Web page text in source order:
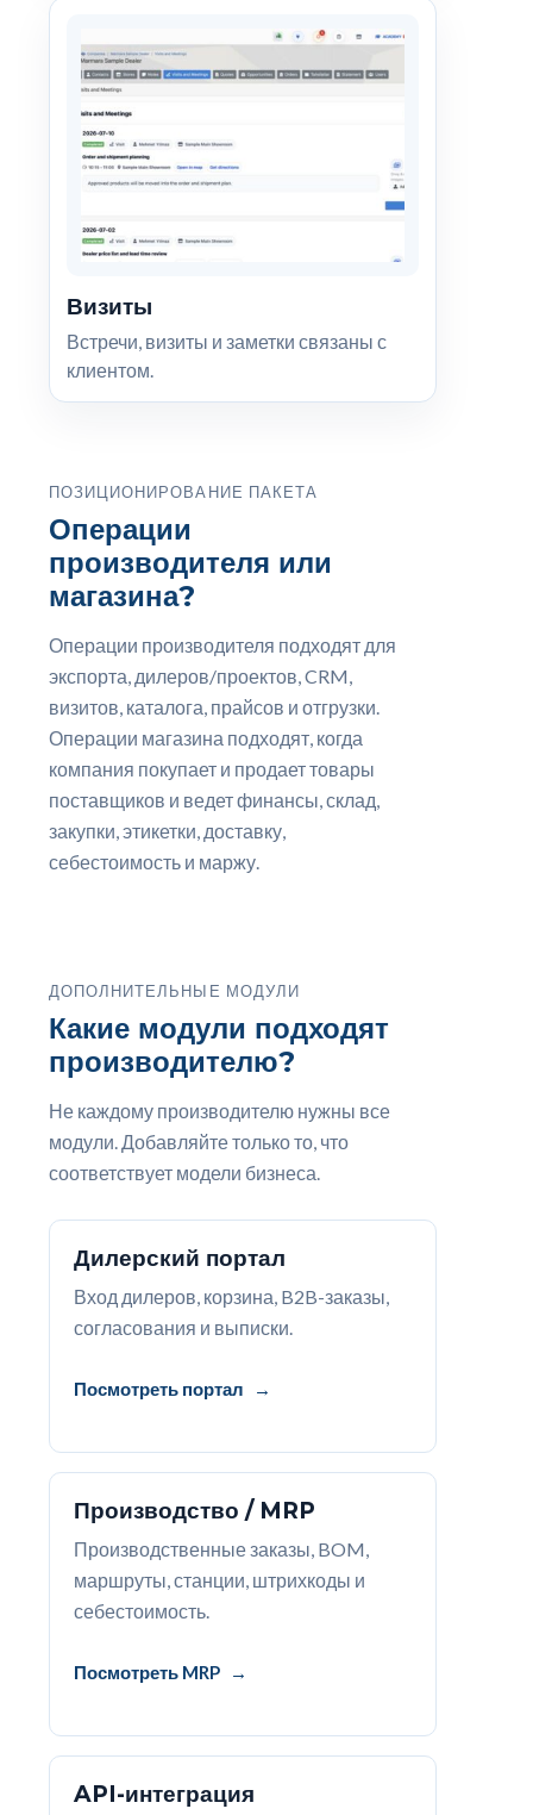
Визиты
Встречи, визиты и заметки связаны с
клиентом.
ПОЗИЦИОНИРОВАНИЕ ПАКЕТА
Операции
производителя или
магазина?
Операции производителя подходят для
экспорта, дилеров/проектов, CRM,
визитов, каталога, прайсов и отгрузки.
Операции магазина подходят, когда
компания покупает и продает товары
поставщиков и ведет финансы, склад,
закупки, этикетки, доставку,
себестоимость и маржу.
ДОПОЛНИТЕЛЬНЫЕ МОДУЛИ
Какие модули подходят
производителю?
Не каждому производителю нужны все
модули. Добавляйте только то, что
соответствует модели бизнеса.
Дилерский портал
Вход дилеров, корзина, B2B-заказы,
согласования и выписки.
Посмотреть портал
Производство / MRP
Производственные заказы, BOM,
маршруты, станции, штрихкоды и
себестоимость.
Посмотреть MRP
API-интеграция